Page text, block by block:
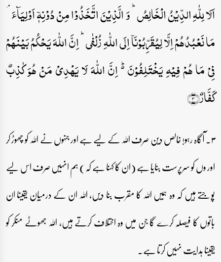
اَلَا لِلّٰہِ الدِّیۡنُ الۡخَالِصُ ؕ وَ الَّذِیۡنَ اتَّخَذُوۡا مِنۡ دُوۡنِہٖۤ اَوۡلِیَآءَ ۘ
مَا نَعۡبُدُہُمۡ اِلَّا لِیُقَرِّبُوۡنَاۤ اِلَی اللّٰہِ زُلۡفٰی ؕ اِنَّ اللّٰہَ یَحۡکُمُ بَیۡنَہُمۡ
فِیۡ مَا ہُمۡ فِیۡہِ یَخۡتَلِفُوۡنَ ۬ؕ اِنَّ اللّٰہَ لَا یَہۡدِیۡ مَنۡ ہُوَ کٰذِبٌ
کَفَّارٌ﴿۳﴾
۳۔ آگاہ رہو! خالص دین صرف اللہ کے لیے ہے اور جنہوں نے اللہ کو چھوڑ کر
اور وں کو سرپرست بنایا ہے (ان کا کہنا ہے کہ) ہم انہیں صرف اس لیے
پوجتے ہیں کہ وہ ہمیں اللہ کا مقرب بنا دیں، اللہ ان کے درمیان یقینا ان
باتوں کا فیصلہ کرے گا جن میں وہ اختلاف کرتے ہیں، اللہ جھوٹے منکر کو
یقینا ہدایت نہیں کرتا ہے۔